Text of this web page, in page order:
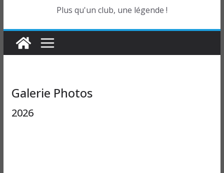
Plus qu'un club, une légende !
Galerie Photos
2026